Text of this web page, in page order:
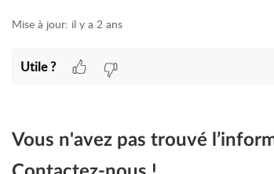
Mise à jour: il y a 2 ans
Utile ?
Vous n'avez pas trouvé